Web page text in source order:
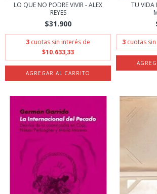
LO QUE NO PODRE VIVIR - ALEX
REYES
$31.900
3 cuotas sin interés de
$10.633,33
TU VIDA
3 cuotas